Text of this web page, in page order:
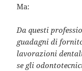
Ma:
Da questi
guadagni di
lavorazioni
se gli